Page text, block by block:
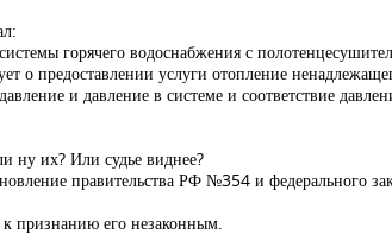
горячего водоснабжения с
о предоставлении услуги отопление
и давление в системе и соответствие
ну их? Или судье виднее?
правительства РФ №354 и федерального
признанию его незаконным.